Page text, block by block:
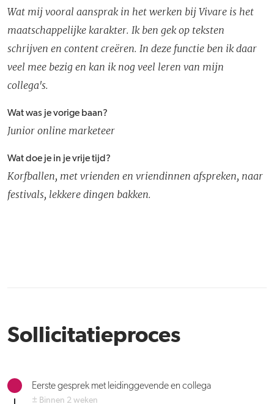
Wat mij vooral aansprak in het werken bij Vivare is het
maatschappelijke karakter. Ik ben gek op teksten
schrijven en content creëren. In deze functie ben ik daar
veel mee bezig en kan ik nog veel leren van mijn
collega's.
Wat was je vorige baan?
Junior online marketeer
Wat doe je in je vrije tijd?
Korfballen, met vrienden en vriendinnen afspreken, naar
festivals, lekkere dingen bakken.
Sollicitatieproces
Eerste gesprek met leidinggevende en collega
± Binnen 2 weken